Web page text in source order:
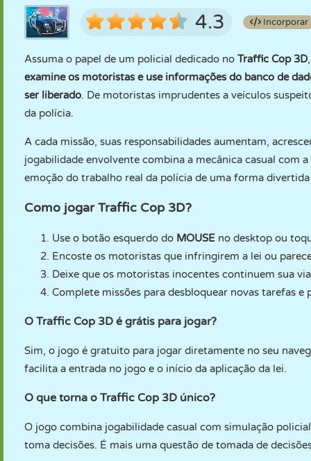
4.3 Incorporar
Assuma o papel de um policial dedicado no Traffic Cop 3D
examine os motoristas e use informações do banco de
ser liberado. De motoristas imprudentes a veículos
da polícia.
A cada missão, suas responsabilidades aumentam,
jogabilidade envolvente combina a mecânica casual com
emoção do trabalho real da polícia de uma forma divertida
Como jogar Traffic Cop 3D?
Use o botão esquerdo do MOUSE no desktop ou
Encoste os motoristas que infringirem a lei ou
Deixe que os motoristas inocentes continuem sua
Complete missões para desbloquear novas tarefas
O Traffic Cop 3D é grátis para jogar?
Sim, o jogo é gratuito para jogar diretamente no seu
facilita a entrada no jogo e o início da aplicação da lei.
O que torna o Traffic Cop 3D único?
O jogo combina jogabilidade casual com simulação
toma decisões. É mais uma questão de tomada de